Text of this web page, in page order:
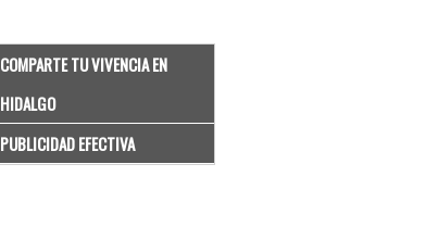
COMPARTE TU VIVENCIA EN
HIDALGO
PUBLICIDAD EFECTIVA